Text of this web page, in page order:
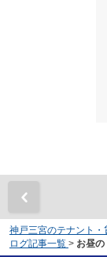
神戸三宮のテナント
ログ記事一覧 > お昼の